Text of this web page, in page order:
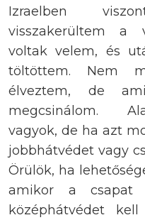
Izraelben
visszakerültem a
voltak velem, és
töltöttem. Nem
élveztem, de
megcsinálom.
vagyok, de ha azt
jobbhátvédet vagy
Örülök, ha
amikor a csapat
középhátvédet